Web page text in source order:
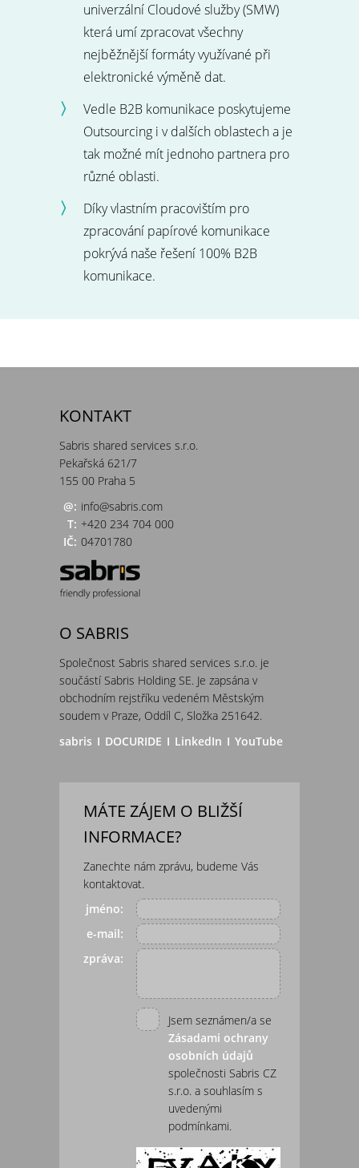
univerzální Cloudové služby (SMW)
která umí zpracovat všechny
nejběžnější formáty využívané při
elektronické výměně dat.
Vedle B2B komunikace poskytujeme
Outsourcing i v dalších oblastech a je
tak možné mít jednoho partnera pro
různé oblasti.
Díky vlastním pracovištím pro
zpracování papírové komunikace
pokrývá naše řešení 100% B2B
komunikace.
KONTAKT
Sabris shared services s.r.o.
Pekařská 621/7
155 00 Praha 5
@: info@sabris.com
T: +420 234 704 000
IČ: 04701780
O SABRIS
Společnost Sabris shared services s.r.o. je
součástí Sabris Holding SE. Je zapsána v
obchodním rejstříku vedeném Městským
soudem v Praze, Oddíl C, Složka 251642.
sabris I DOCURIDE I LinkedIn I YouTube
MÁTE ZÁJEM O BLIŽŠÍ
INFORMACE?
Zanechte nám zprávu, budeme Vás
kontaktovat.
jméno:
e-mail:
zpráva:
Jsem seznámen/a se
Zásadami ochrany
osobních údajů
společnosti Sabris CZ
s.r.o. a souhlasím s
uvedenými
podmínkami.